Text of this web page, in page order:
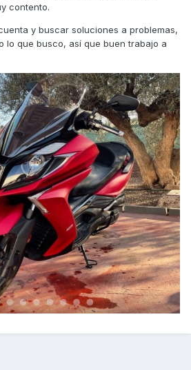
contento.
y buscar soluciones a problemas,
lo que busco, así que buen trabajo a